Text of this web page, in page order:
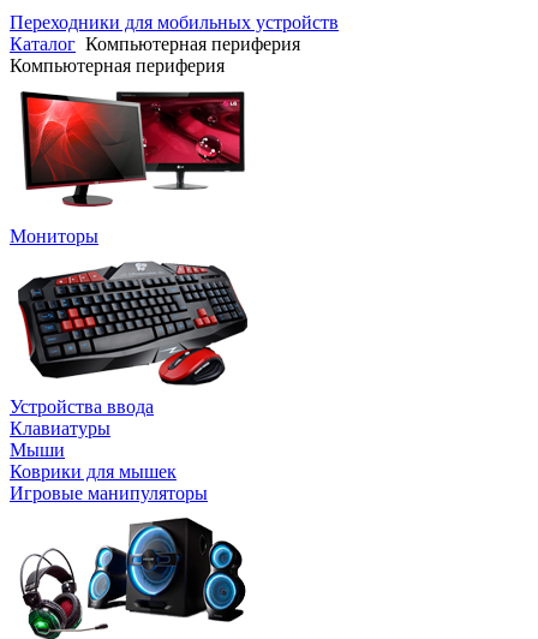
Переходники для мобильных устройств
Каталог Компьютерная периферия
Компьютерная периферия
Мониторы
Устройства ввода
Клавиатуры
Мыши
Коврики для мышек
Игровые манипуляторы